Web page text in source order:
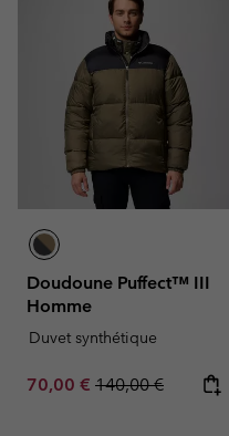
Doudoune Puffect™ III
Homme
Duvet synthétique
Sale price:
70,00 € Regular price:
140,00 €